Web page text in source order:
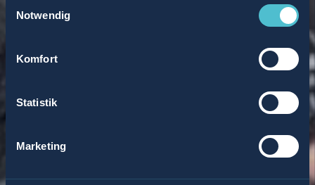
Notwendig
Komfort
Statistik
Marketing